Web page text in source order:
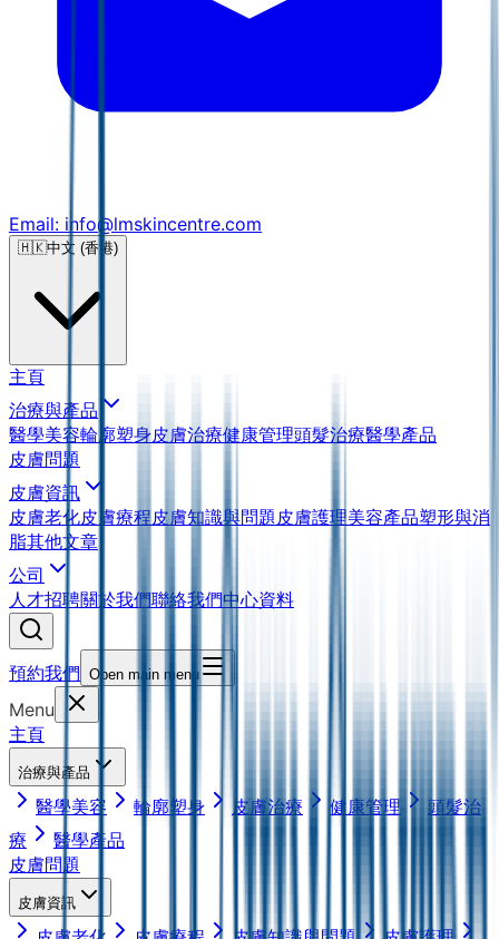
Email: info@lmskincentre.com
🇭🇰中文 (香港)
主頁
治療與產品
醫學美容輪廓塑身皮膚治療健康管理頭髮治療醫學產品
皮膚問題
皮膚資訊
皮膚老化皮膚療程皮膚知識與問題皮膚護理美容產品塑形與消
脂其他文章
公司
人才招聘關於我們聯絡我們中心資料
預約我們 Open main menu
Menu
主頁
治療與產品
醫學美容 輪廓塑身 皮膚治療 健康管理
頭髮治
療
醫學產品
皮膚問題
皮膚資訊